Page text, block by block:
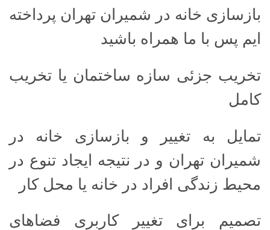
بازسازی خانه در شمیران تهران پرداخته
ایم پس با ما همراه باشید
تخریب جزئی سازه ساختمان یا تخریب
کامل
تمایل به تغییر و بازسازی خانه در
شمیران تهران و در نتیجه ایجاد تنوع در
محیط زندگی افراد در خانه یا محل کار
تصمیم برای تغییر کاربری فضاهای